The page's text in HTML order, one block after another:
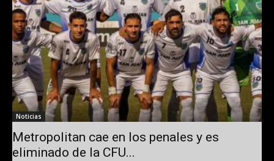
Noticias
Metropolitan cae en los penales y es
eliminado de la CFU...